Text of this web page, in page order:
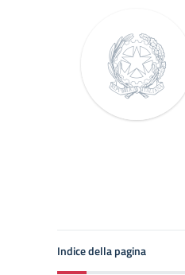
Indice della pagina